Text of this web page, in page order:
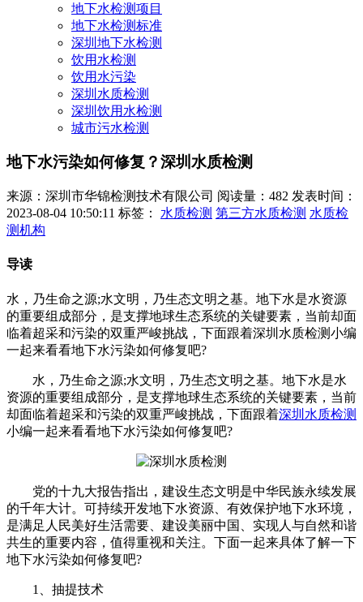
地下水检测项目
地下水检测标准
深圳地下水检测
饮用水检测
饮用水污染
深圳水质检测
深圳饮用水检测
城市污水检测
地下水污染如何修复？深圳水质检测
来源：深圳市华锦检测技术有限公司 阅读量：482 发表时间：
2023-08-04 10:50:11 标签： 水质检测 第三方水质检测 水质检
测机构
导读
水，乃生命之源;水文明，乃生态文明之基。地下水是水资源
的重要组成部分，是支撑地球生态系统的关键要素，当前却面
临着超采和污染的双重严峻挑战，下面跟着深圳水质检测小编
一起来看看地下水污染如何修复吧?
水，乃生命之源;水文明，乃生态文明之基。地下水是水
资源的重要组成部分，是支撑地球生态系统的关键要素，当前
却面临着超采和污染的双重严峻挑战，下面跟着深圳水质检测
小编一起来看看地下水污染如何修复吧?
党的十九大报告指出，建设生态文明是中华民族永续发展
的千年大计。可持续开发地下水资源、有效保护地下水环境，
是满足人民美好生活需要、建设美丽中国、实现人与自然和谐
共生的重要内容，值得重视和关注。下面一起来具体了解一下
地下水污染如何修复吧?
1、抽提技术